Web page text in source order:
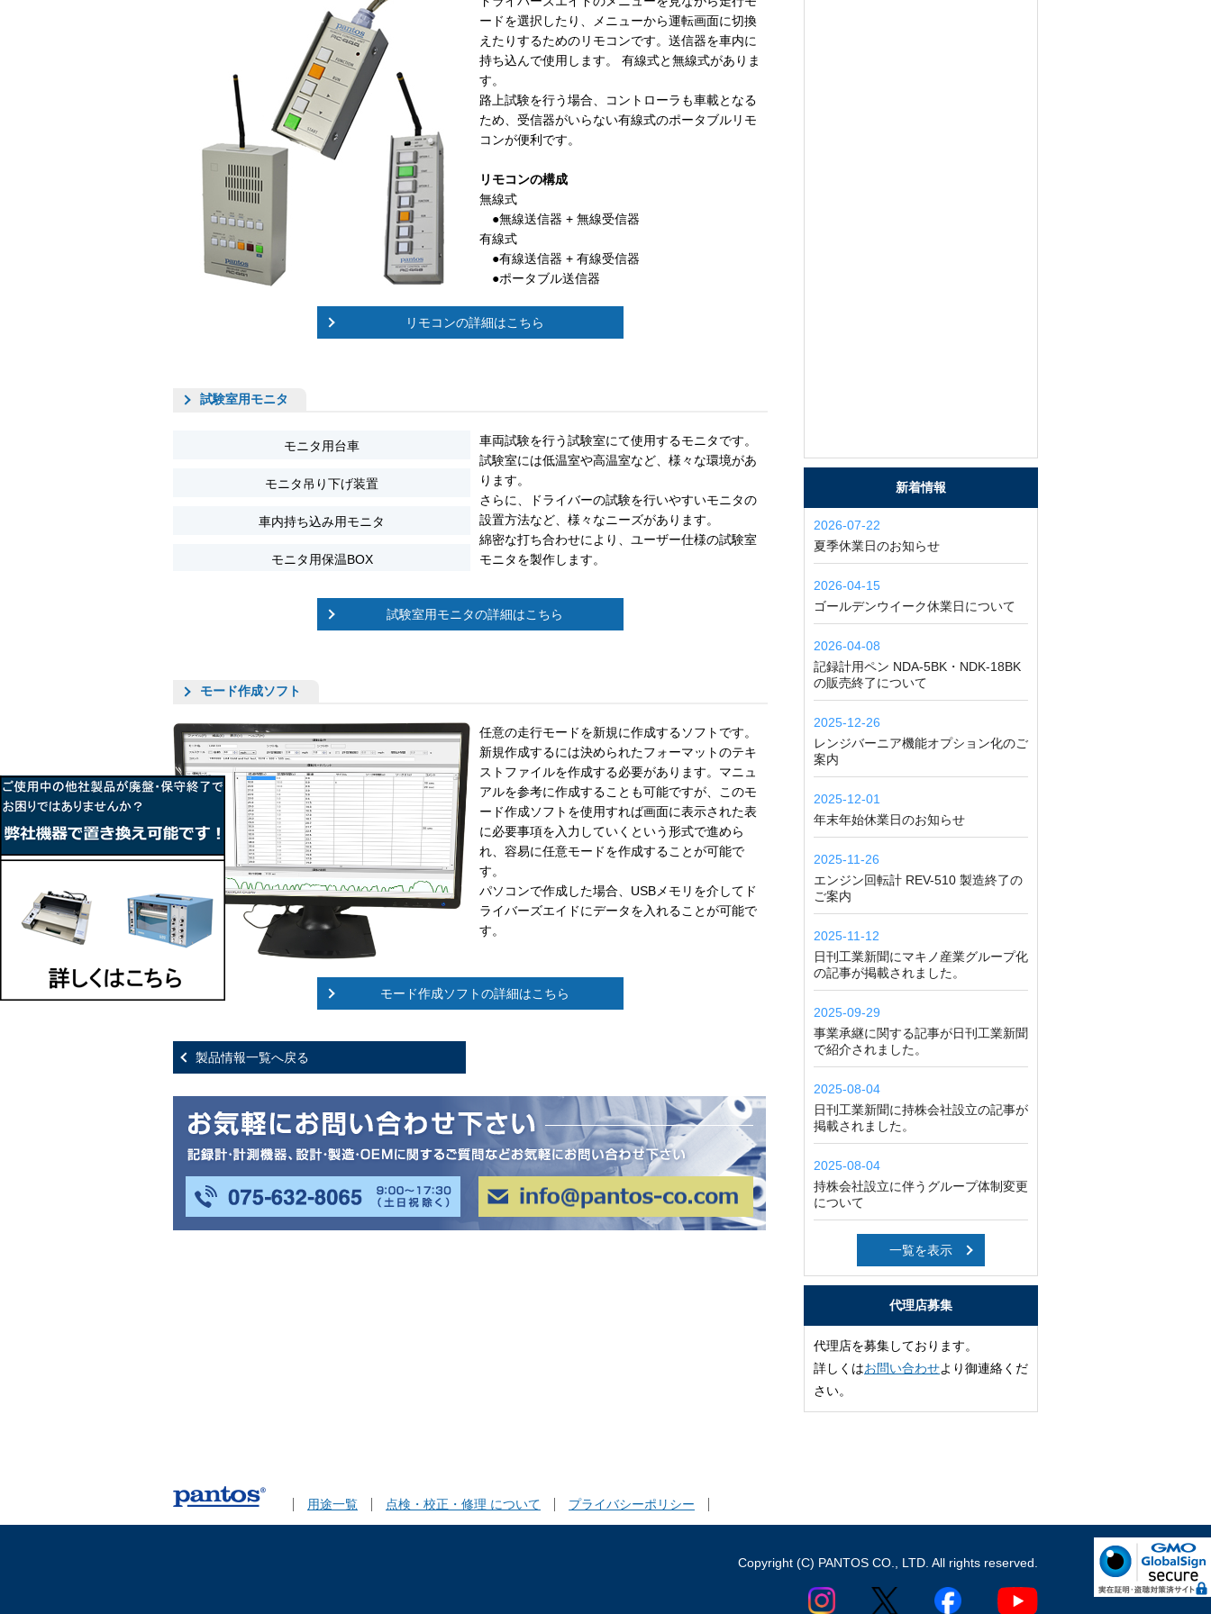
ードを選択したり、メニューから運転画面に切換
えたりするためのリモコンです。送信器を車内に
持ち込んで使用します。 有線式と無線式がありま
す。
路上試験を行う場合、コントローラも車載となる
ため、受信器がいらない有線式のポータブルリモ
コンが便利です。
リモコンの構成
無線式
●無線送信器 + 無線受信器
有線式
●有線送信器 + 有線受信器
●ポータブル送信器
リモコンの詳細はこちら
試験室用モニタ
モニタ用台車
モニタ吊り下げ装置
車内持ち込み用モニタ
モニタ用保温BOX
車両試験を行う試験室にて使用するモニタです。
試験室には低温室や高温室など、様々な環境があ
ります。
さらに、ドライバーの試験を行いやすいモニタの
設置方法など、様々なニーズがあります。
綿密な打ち合わせにより、ユーザー仕様の試験室
モニタを製作します。
試験室用モニタの詳細はこちら
モード作成ソフト
任意の走行モードを新規に作成するソフトです。
新規作成するには決められたフォーマットのテキ
ストファイルを作成する必要があります。マニュ
アルを参考に作成することも可能ですが、このモ
ード作成ソフトを使用すれば画面に表示された表
に必要事項を入力していくという形式で進めら
れ、容易に任意モードを作成することが可能で
す。
パソコンで作成した場合、USBメモリを介してド
ライバーズエイドにデータを入れることが可能で
す。
モード作成ソフトの詳細はこちら
製品情報一覧へ戻る
新着情報
2026-07-22
夏季休業日のお知らせ
2026-04-15
ゴールデンウイーク休業日について
2026-04-08
記録計用ペン NDA-5BK・NDK-18BK
の販売終了について
2025-12-26
レンジバーニア機能オプション化のご
案内
2025-12-01
年末年始休業日のお知らせ
2025-11-26
エンジン回転計 REV-510 製造終了の
ご案内
2025-11-12
日刊工業新聞にマキノ産業グループ化
の記事が掲載されました。
2025-09-29
事業承継に関する記事が日刊工業新聞
で紹介されました。
2025-08-04
日刊工業新聞に持株会社設立の記事が
掲載されました。
2025-08-04
持株会社設立に伴うグループ体制変更
について
一覧を表示
代理店募集
代理店を募集しております。
詳しくはお問い合わせより御連絡くだ
さい。
用途一覧 点検・校正・修理 について プライバシーポリシー
Copyright (C) PANTOS CO., LTD. All rights reserved.